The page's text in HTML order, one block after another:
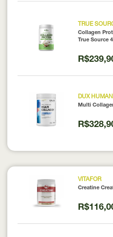
TRUE
Collagen
True Source
DUX
Multi
VITAFOR
Creatine